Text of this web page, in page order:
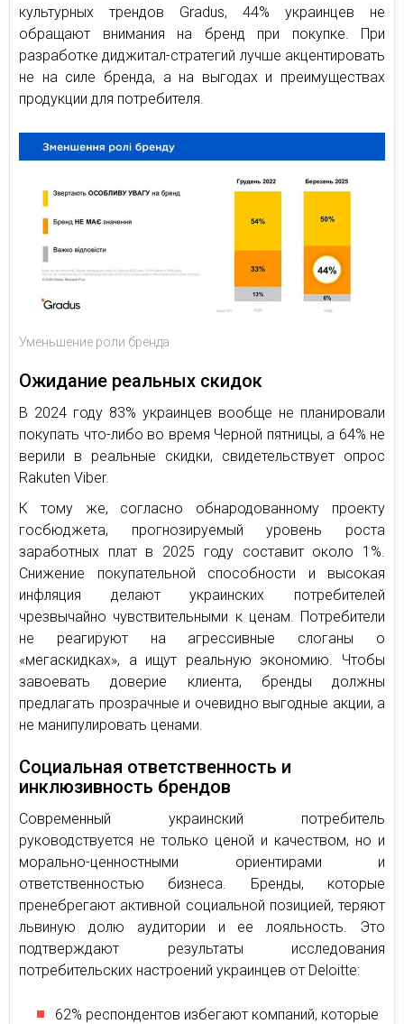
культурных трендов Gradus, 44% украинцев не
обращают внимания на бренд при покупке. При
разработке диджитал-стратегий лучше акцентировать
не на силе бренда, а на выгодах и преимуществах
продукции для потребителя.
Уменьшение роли бренда
Ожидание реальных скидок
В 2024 году 83% украинцев вообще не планировали
покупать что-либо во время Черной пятницы, а 64% не
верили в реальные скидки, свидетельствует опрос
Rakuten Viber.
К тому же, согласно обнародованному проекту
госбюджета, прогнозируемый уровень роста
заработных плат в 2025 году составит около 1%.
Снижение покупательной способности и высокая
инфляция делают украинских потребителей
чрезвычайно чувствительными к ценам. Потребители
не реагируют на агрессивные слоганы о
«мегаскидках», а ищут реальную экономию. Чтобы
завоевать доверие клиента, бренды должны
предлагать прозрачные и очевидно выгодные акции, а
не манипулировать ценами.
Социальная ответственность и
инклюзивность брендов
Современный украинский потребитель
руководствуется не только ценой и качеством, но и
морально-ценностными ориентирами и
ответственностью бизнеса. Бренды, которые
пренебрегают активной социальной позицией, теряют
львиную долю аудитории и ее лояльность. Это
подтверждают результаты исследования
потребительских настроений украинцев от Deloitte:
62% респондентов избегают компаний, которые